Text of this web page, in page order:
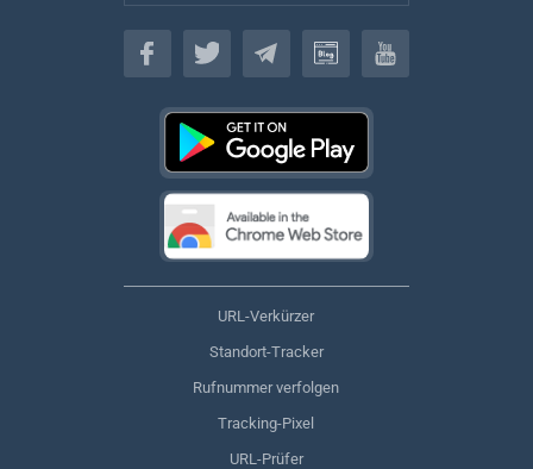
Deutsch
URL-Verkürzer
Standort-Tracker
Rufnummer verfolgen
Tracking-Pixel
URL-Prüfer